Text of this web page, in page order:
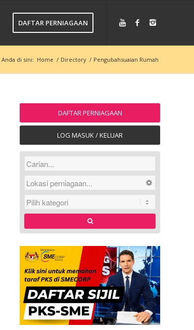
DAFTAR PERNIAGAAN
Anda di sini: Home / Directory / Pengubahsuaian Rumah
DAFTAR PERNIAGAAN
LOG MASUK / KELUAR